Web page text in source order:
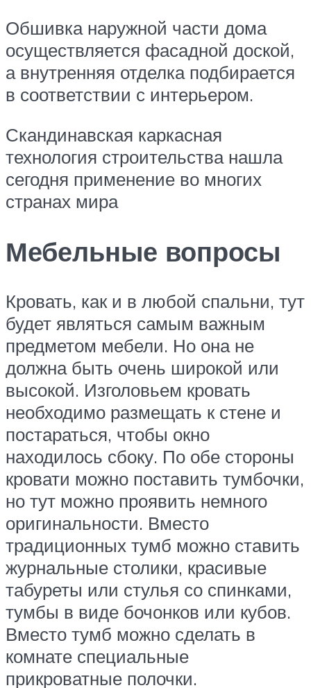
Обшивка наружной части дома
осуществляется фасадной доской,
а внутренняя отделка подбирается
в соответствии с интерьером.
Скандинавская каркасная
технология строительства нашла
сегодня применение во многих
странах мира
Мебельные вопросы
Кровать, как и в любой спальни, тут
будет являться самым важным
предметом мебели. Но она не
должна быть очень широкой или
высокой. Изголовьем кровать
необходимо размещать к стене и
постараться, чтобы окно
находилось сбоку. По обе стороны
кровати можно поставить тумбочки,
но тут можно проявить немного
оригинальности. Вместо
традиционных тумб можно ставить
журнальные столики, красивые
табуреты или стулья со спинками,
тумбы в виде бочонков или кубов.
Вместо тумб можно сделать в
комнате специальные
прикроватные полочки.